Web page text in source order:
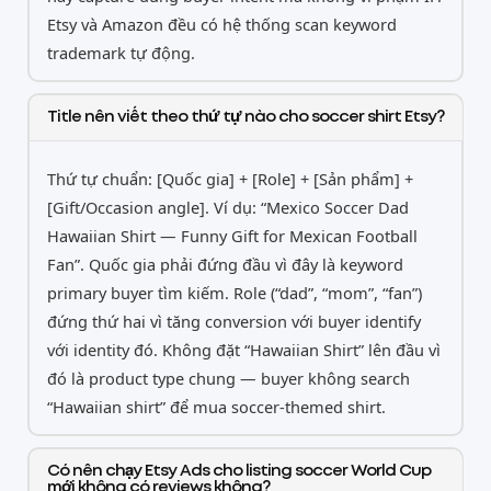
Etsy và Amazon đều có hệ thống scan keyword
trademark tự động.
Title nên viết theo thứ tự nào cho soccer shirt Etsy?
Thứ tự chuẩn: [Quốc gia] + [Role] + [Sản phẩm] +
[Gift/Occasion angle]. Ví dụ: “Mexico Soccer Dad
Hawaiian Shirt — Funny Gift for Mexican Football
Fan”. Quốc gia phải đứng đầu vì đây là keyword
primary buyer tìm kiếm. Role (“dad”, “mom”, “fan”)
đứng thứ hai vì tăng conversion với buyer identify
với identity đó. Không đặt “Hawaiian Shirt” lên đầu vì
đó là product type chung — buyer không search
“Hawaiian shirt” để mua soccer-themed shirt.
Có nên chạy Etsy Ads cho listing soccer World Cup
mới không có reviews không?